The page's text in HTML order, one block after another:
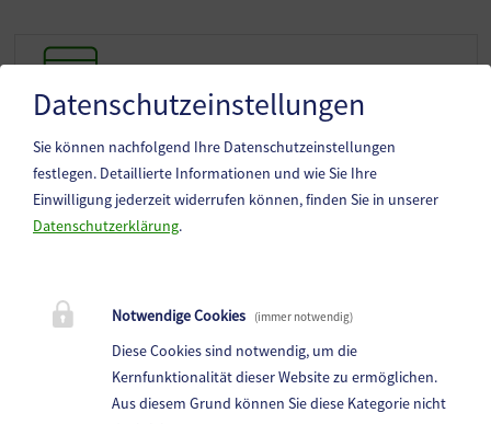
Ankündigungen
Unsere ErlebnisseUnsere Erlebnisse
Datenschutzeinstellungen
Sie können nachfolgend Ihre Datenschutzeinstellungen
festlegen. Detaillierte Informationen und wie Sie Ihre
Einwilligung jederzeit widerrufen können, finden Sie in unserer
Datenschutzerklärung.
Notwendige Cookies (immer notwendig)
Diese Cookies sind notwendig, um die
Kernfunktionalität dieser Website zu ermöglichen.
Aus diesem Grund können Sie diese Kategorie nicht